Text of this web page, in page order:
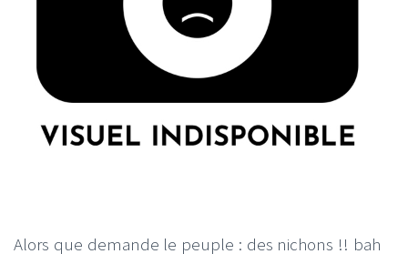
Alors que demande le peuple : des nichons !! bah